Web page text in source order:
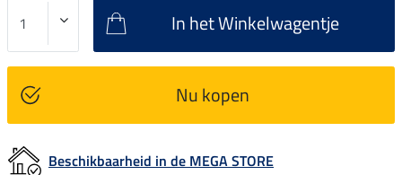
In het Winkelwagentje
Nu kopen
Beschikbaarheid in de MEGA STORE